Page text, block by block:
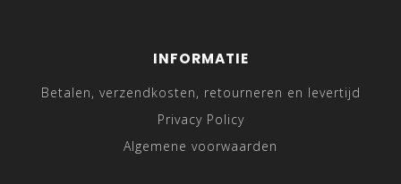
INFORMATIE
Betalen, verzendkosten, retourneren en levertijd
Privacy Policy
Algemene voorwaarden